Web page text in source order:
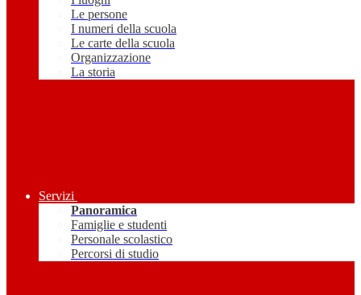
Le persone
I numeri della scuola
Le carte della scuola
Organizzazione
La storia
Servizi
Panoramica
Famiglie e studenti
Personale scolastico
Percorsi di studio